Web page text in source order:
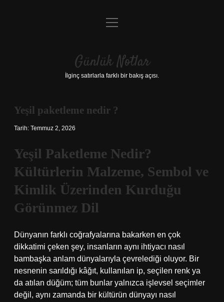
Anasayfa
Yasal Uyarı
menüyü
Günlük Notlar
İlginç satırlarla farklı bir bakış açısı.
Yeşil paketleme nedir ?
Tarih: Temmuz 2, 2026
Yeşil Paketleme Nedir?
Kültürlerin Malzeme, Sembol ve
Kimlik Üzerinden Kurduğu
Görünmez Dil
Dünyanın farklı coğrafyalarına bakarken en çok
dikkatimi çeken şey, insanların aynı ihtiyacı nasıl
bambaşka anlam dünyalarıyla çevrelediği oluyor. Bir
nesnenin sarıldığı kâğıt, kullanılan ip, seçilen renk ya
da atılan düğüm; tüm bunlar yalnızca işlevsel seçimler
değil, aynı zamanda bir kültürün dünyayı nasıl